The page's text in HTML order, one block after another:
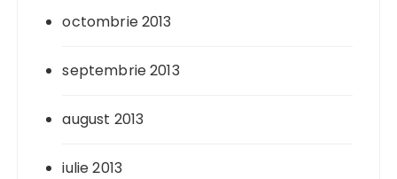
octombrie 2013
septembrie 2013
august 2013
iulie 2013